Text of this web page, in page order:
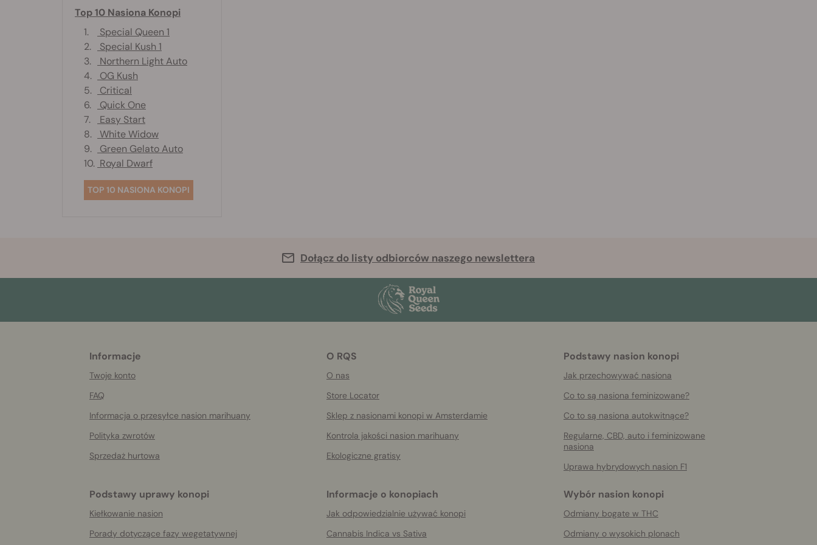
Top 10 Nasiona Konopi
1.
Special Queen 1
2.
Special Kush 1
3.
Northern Light Auto
4.
OG Kush
5.
Critical
6.
Quick One
7.
Easy Start
8.
White Widow
9.
Green Gelato Auto
10. Royal Dwarf
TOP 10 NASIONA KONOPI
Dołącz do listy odbiorców naszego newslettera
Informacje
Twoje konto
FAQ
Informacja o przesyłce nasion marihuany
Polityka zwrotów
Sprzedaż hurtowa
O RQS
O nas
Store Locator
Sklep z nasionami konopi w Amsterdamie
Kontrola jakości nasion marihuany
Ekologiczne gratisy
Podstawy nasion konopi
Jak przechowywać nasiona
Co to są nasiona feminizowane?
Co to są nasiona autokwitnące?
Regularne, CBD, auto i feminizowane
nasiona
Uprawa hybrydowych nasion F1
Podstawy uprawy konopi
Kiełkowanie nasion
Porady dotyczące fazy wegetatywnej
Informacje o konopiach
Jak odpowiedzialnie używać konopi
Cannabis Indica vs Sativa
Wybór nasion konopi
Odmiany bogate w THC
Odmiany o wysokich plonach